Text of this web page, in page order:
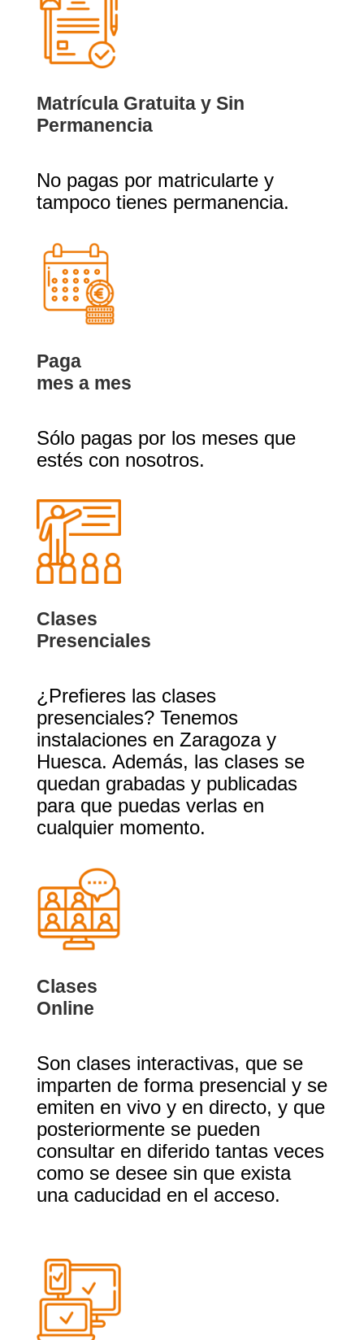
Matrícula Gratuita y Sin
Permanencia
No pagas por matricularte y
tampoco tienes permanencia.
Paga
mes a mes
Sólo pagas por los meses que
estés con nosotros.
Clases
Presenciales
¿Prefieres las clases
presenciales? Tenemos
instalaciones en Zaragoza y
Huesca. Además, las clases se
quedan grabadas y publicadas
para que puedas verlas en
cualquier momento.
Clases
Online
Son clases interactivas, que se
imparten de forma presencial y se
emiten en vivo y en directo, y que
posteriormente se pueden
consultar en diferido tantas veces
como se desee sin que exista
una caducidad en el acceso.